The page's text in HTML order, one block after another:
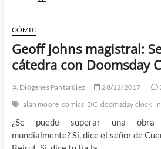
el
regreso
de
JSA?
CÓMIC
Geoff Johns magistral:
cátedra con Doomsday
Diógenes Pantarújez 28/12/2017
alan moore comics DC doomsday clock
¿Se puede superar una obra
mundialmente? Sí, dice el señor de